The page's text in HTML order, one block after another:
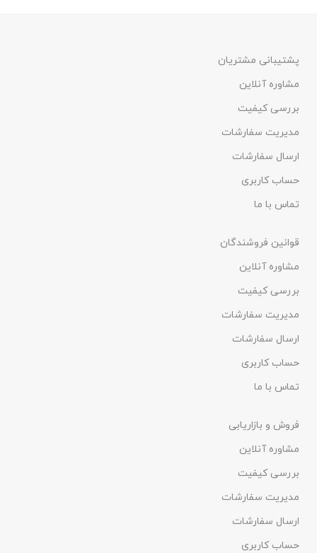
پشتیبانی مشتریان
مشاوره آنلاین
بررسی کیفیت
مدیریت سفارشات
ارسال سفارشات
حساب کاربری
تماس با ما
قوانین فروشندگان
مشاوره آنلاین
بررسی کیفیت
مدیریت سفارشات
ارسال سفارشات
حساب کاربری
تماس با ما
فروش و بازاریابی
مشاوره آنلاین
بررسی کیفیت
مدیریت سفارشات
ارسال سفارشات
حساب کاربری